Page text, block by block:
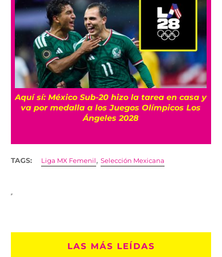
Aquí sí: México Sub-20 hizo la tarea en casa y
va por medalla a los Juegos Olímpicos Los
Ángeles 2028
TAGS: Liga MX Femenil,Selección Mexicana
LAS MÁS LEÍDAS